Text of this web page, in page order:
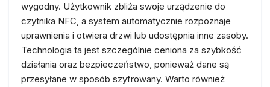
wygodny. Użytkownik zbliża swoje urządzenie do
czytnika NFC, a system automatycznie rozpoznaje
uprawnienia i otwiera drzwi lub udostępnia inne zasoby.
Technologia ta jest szczególnie ceniona za szybkość
działania oraz bezpieczeństwo, ponieważ dane są
przesyłane w sposób szyfrowany. Warto również